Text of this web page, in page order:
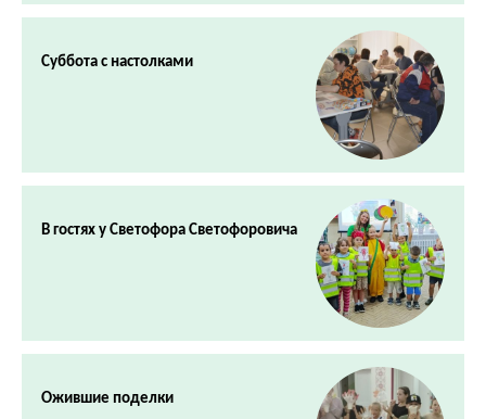
Суббота с настолками
В гостях у Светофора Светофоровича
Ожившие поделки